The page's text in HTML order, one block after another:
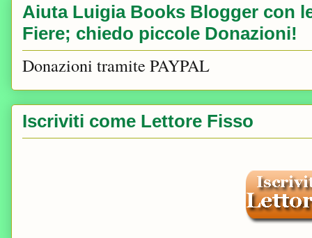
Aiuta Luigia Books Blogger con
Fiere; chiedo piccole Donazioni!
Donazioni tramite PAYPAL
Iscriviti come Lettore Fisso